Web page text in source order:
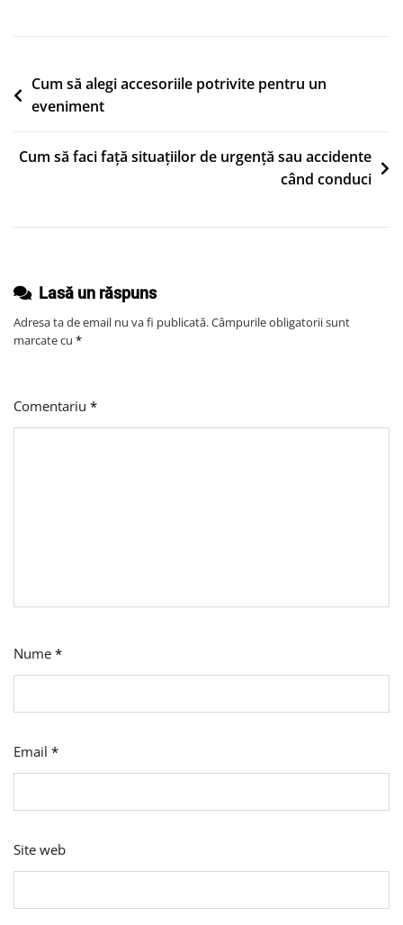
Produse
Trebuie
Lipsească
Navigare
Cum să alegi accesoriile potrivite pentru un
eveniment
Cum să faci față situațiilor de urgență sau accidente
când conduci
Lasă un răspuns
Adresa ta de email nu va fi publicată.Câmpurile obligatorii sunt
marcate cu *
Comentariu *
Nume *
Email *
Site web